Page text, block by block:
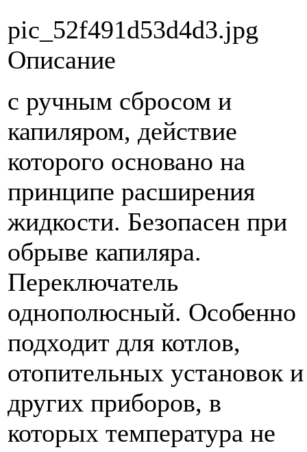
pic_52f491d53d4d3.jpg
Описание
с ручным сбросом и
капиляром, действие
которого основано на
принципе расширения
жидкости. Безопасен при
обрыве капиляра.
Переключатель
однополюсный. Особенно
подходит для котлов,
отопительных установок и
других приборов, в
которых температура не